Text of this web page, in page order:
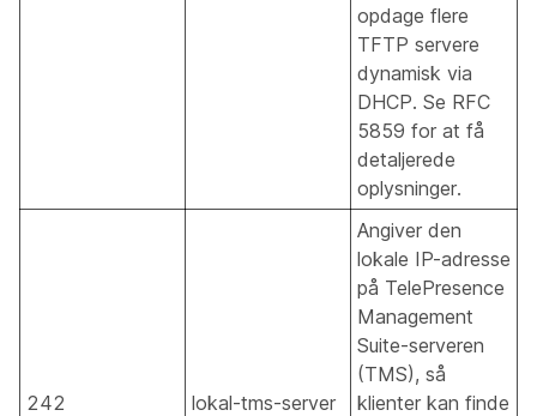
opdage flere
TFTP servere
dynamisk via
DHCP. Se RFC
5859 for at få
detaljerede
oplysninger.
242 lokal-tms-server
Angiver den
lokale IP-adresse
på TelePresence
Management
Suite-serveren
(TMS), så
klienter kan finde